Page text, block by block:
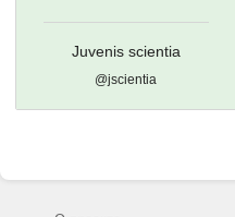
Juvenis scientia
@jscientia